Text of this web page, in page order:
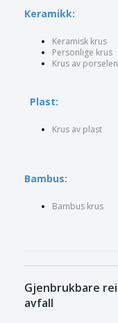
Keramikk:
Keramisk krus
Personlige krus
Krus av porselen
Plast:
Krus av plast
Bambus:
Bambus krus
Gjenbrukbare
avfall